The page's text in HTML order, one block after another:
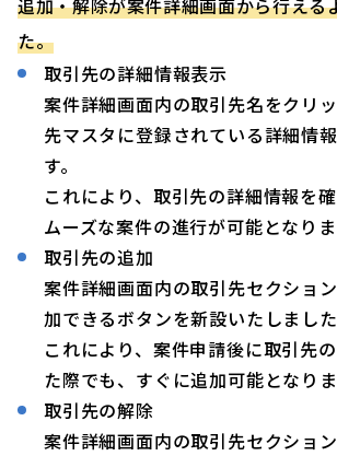
追加・解除が案件詳細画面から行える
た。
取引先の詳細情報表示
案件詳細画面内の取引先名をクリ
先マスタに登録されている詳細情
す。
これにより、取引先の詳細情報を
ムーズな案件の進行が可能となりま
取引先の追加
案件詳細画面内の取引先セクショ
加できるボタンを新設いたしました
これにより、案件申請後に取引先
た際でも、すぐに追加可能となりま
取引先の解除
案件詳細画面内の取引先セクショ